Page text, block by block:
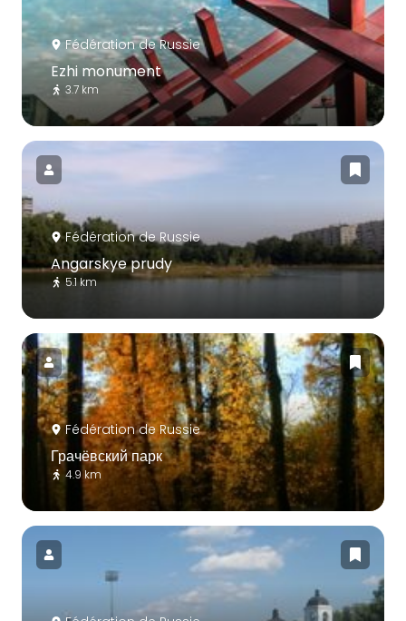
Fédération de Russie
Ezhi monument
3.7 km
Fédération de Russie
Angarskye prudy
5.1 km
Fédération de Russie
Грачёвский парк
4.9 km